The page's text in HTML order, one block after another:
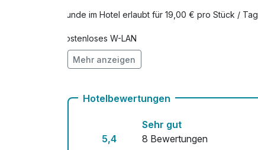
Hunde im Hotel erlaubt für 19,00 € pro Stück / Tag
Kostenloses W-LAN
Mit Hotelbar
Mehr anzeigen
Hotelbewertungen
5,4
Sehr gut
8 Bewertungen